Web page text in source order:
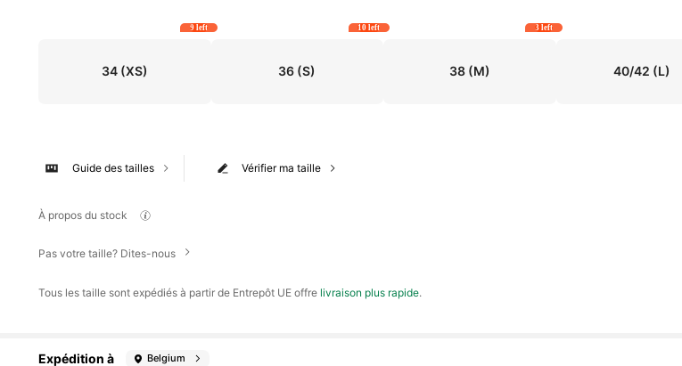
34(XS)
9 left
36 (S)
10 left
38(M)
3 left
40/42 (L)
Vérifier ma taille
Guide des tailles
À propos du stock
Pas votre taille? Dites-nous
Tous les taille sont expédiés à partir de Entrepôt UE offre livraison plus rapide.
Expédition à Belgium